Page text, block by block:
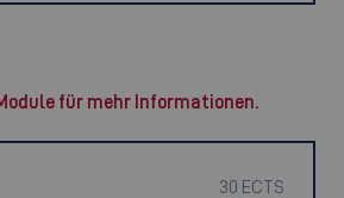
für mehr Informationen.
30 ECTS